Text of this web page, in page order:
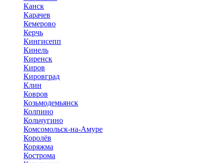
Канск
Карачев
Кемерово
Керчь
Кингисепп
Кинель
Киренск
Киров
Кировград
Клин
Ковров
Козьмодемьянск
Колпино
Кольчугино
Комсомольск-на-Амуре
Королёв
Коряжма
Кострома